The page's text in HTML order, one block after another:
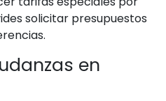
solicitar presupuestos
en